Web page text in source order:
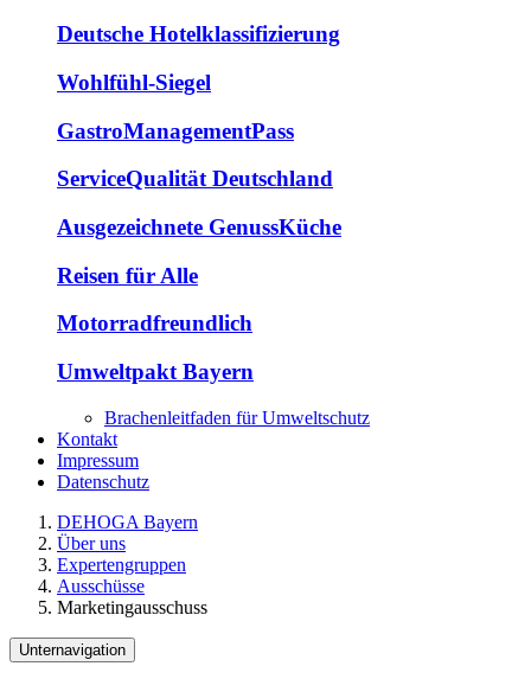
Deutsche Hotelklassifizierung
Wohlfühl-Siegel
GastroManagementPass
ServiceQualität Deutschland
Ausgezeichnete GenussKüche
Reisen für Alle
Motorradfreundlich
Umweltpakt Bayern
Brachenleitfaden für Umweltschutz
Kontakt
Impressum
Datenschutz
DEHOGA Bayern
Über uns
Expertengruppen
Ausschüsse
Marketingausschuss
Unternavigation